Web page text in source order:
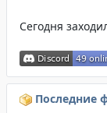
Сегодня
Последние